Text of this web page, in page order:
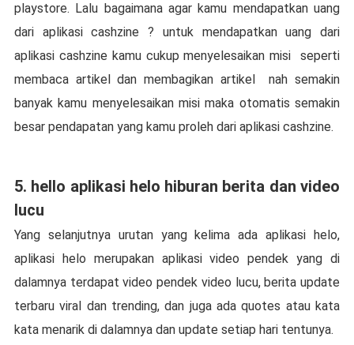
playstore. Lalu bagaimana agar kamu mendapatkan uang
dari aplikasi cashzine ? untuk mendapatkan uang dari
aplikasi cashzine kamu cukup menyelesaikan misi seperti
membaca artikel dan membagikan artikel nah semakin
banyak kamu menyelesaikan misi maka otomatis semakin
besar pendapatan yang kamu proleh dari aplikasi cashzine.
5. hello aplikasi helo hiburan berita dan video
lucu
Yang selanjutnya urutan yang kelima ada aplikasi helo,
aplikasi helo merupakan aplikasi video pendek yang di
dalamnya terdapat video pendek video lucu, berita update
terbaru viral dan trending, dan juga ada quotes atau kata
kata menarik di dalamnya dan update setiap hari tentunya.